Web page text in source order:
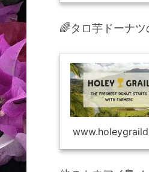
🌈タロ芋ドーナツ